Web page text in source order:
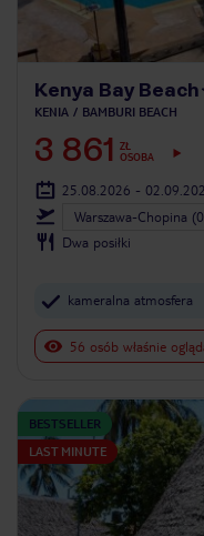
Kenya Bay Beach
KENIA BAMBURI BEACH
3 861
ZŁ
OSOBA
25.08.2026 -
Warszawa-Chopina
Dwa posiłki
kameralna atmosfera
56 osób właśnie
BESTSELLER
LAST MINUTE